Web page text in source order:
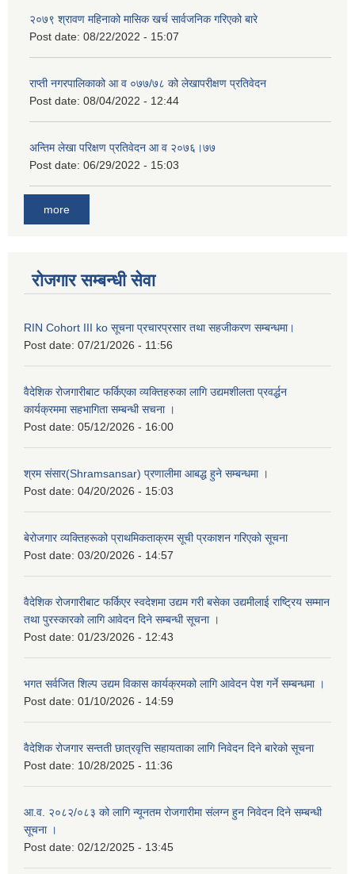
२०७९ श्रावण महिनाको मासिक खर्च सार्वजनिक गरिएको बारे
Post date: 08/22/2022 - 15:07
राप्ती नगरपालिकाको आ व ०७७/७८ को लेखापरीक्षण प्रतिवेदन
Post date: 08/04/2022 - 12:44
अन्तिम लेखा परिक्षण प्रतिवेदन आ व २०७६।७७
Post date: 06/29/2022 - 15:03
more
रोजगार सम्बन्धी सेवा
RIN Cohort III ko सूचना प्रचारप्रसार तथा सहजीकरण सम्बन्धमा।
Post date: 07/21/2026 - 11:56
वैदेशिक रोजगारीबाट फर्किएका व्यक्तिहरुका लागि उद्यमशीलता प्रवर्द्धन
कार्यक्रममा सहभागिता सम्बन्धी सचना ।
Post date: 05/12/2026 - 16:00
श्रम संसार(Shramsansar) प्रणालीमा आबद्ध हुने सम्बन्धमा ।
Post date: 04/20/2026 - 15:03
बेरोजगार व्यक्तिहरूको प्राथमिकताक्रम सूची प्रकाशन गरिएको सूचना
Post date: 03/20/2026 - 14:57
वैदेशिक रोजगारीबाट फर्किएर स्वदेशमा उद्यम गरी बसेका उद्यमीलाई राष्ट्रिय सम्मान
तथा पुरस्कारको लागि आवेदन दिने सम्बन्धी सूचना ।
Post date: 01/23/2026 - 12:43
भगत सर्वजित शिल्प उद्यम विकास कार्यक्रमको लागि आवेदन पेश गर्ने सम्बन्धमा ।
Post date: 01/10/2026 - 14:59
वैदेशिक रोजगार सन्तती छात्रवृत्ति सहायताका लागि निवेदन दिने बारेको सूचना
Post date: 10/28/2025 - 11:36
आ.व. २०८२/०८३ को लागि न्यूनतम रोजगारीमा संलग्न हुन निवेदन दिने सम्बन्धी
सूचना ।
Post date: 02/12/2025 - 13:45